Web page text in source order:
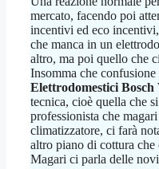
mercato, facendo poi
incentivi ed eco incentivi,
che manca in un
altro, ma poi quello che
Insomma che confusione
Elettrodomestici Bosch
tecnica, cioè quella che
professionista che
climatizzatore, ci farà
altro piano di cottura
Magari ci parla delle